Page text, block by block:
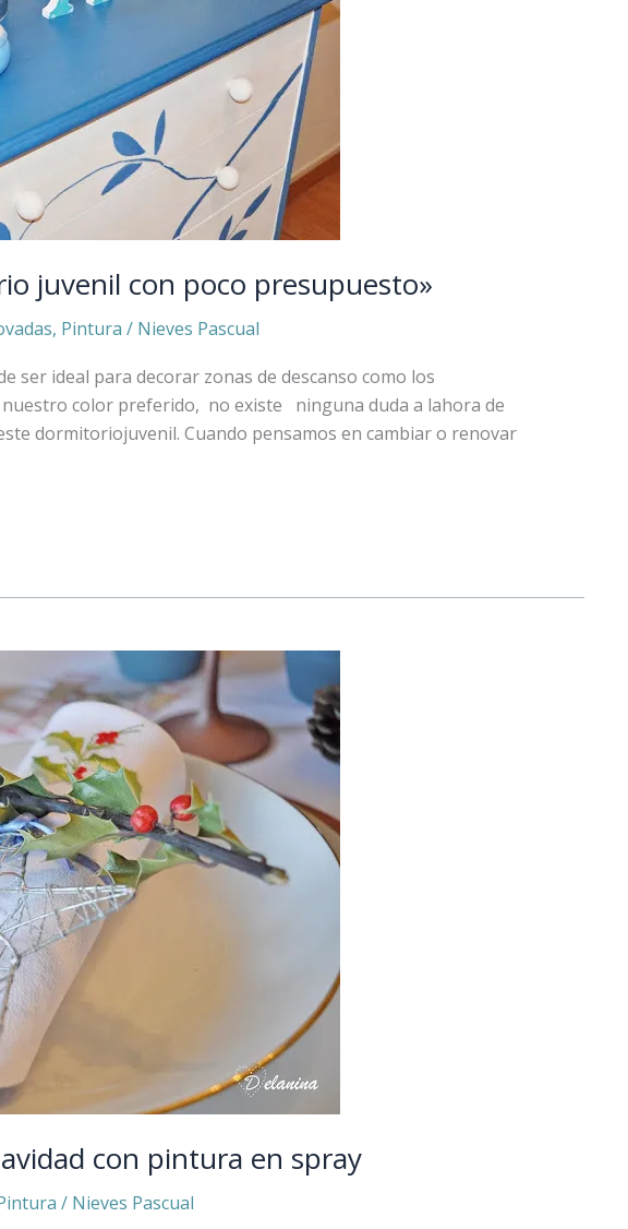
juvenil con poco presupuesto»
, Pintura / Nieves Pascual
ser ideal para decorar zonas de descanso como los
color preferido, no existe ninguna duda a lahora de
dormitoriojuvenil. Cuando pensamos en cambiar o renovar
con pintura en spray
/ Nieves Pascual